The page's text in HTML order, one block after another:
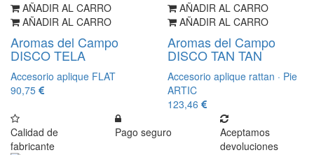
AÑADIR AL CARRO
AÑADIR AL CARRO
Aromas del Campo
DISCO TELA
Accesorio aplique FLAT
90,75
AÑADIR AL CARRO
AÑADIR AL CARRO
Aromas del Campo
DISCO TAN TAN
Accesorio aplique rattan · Pie
ARTIC
123,46
Calidad de
fabricante
Pago seguro
Aceptamos
devoluciones